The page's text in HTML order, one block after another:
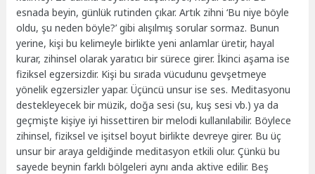
esnada beyin, günlük rutinden çıkar. Artık zihni ‘Bu niye böyle
oldu, şu neden böyle?’ gibi alışılmış sorular sormaz. Bunun
yerine, kişi bu kelimeyle birlikte yeni anlamlar üretir, hayal
kurar, zihinsel olarak yaratıcı bir sürece girer. İkinci aşama ise
fiziksel egzersizdir. Kişi bu sırada vücudunu gevşetmeye
yönelik egzersizler yapar. Üçüncü unsur ise ses. Meditasyonu
destekleyecek bir müzik, doğa sesi (su, kuş sesi vb.) ya da
geçmişte kişiye iyi hissettiren bir melodi kullanılabilir. Böylece
zihinsel, fiziksel ve işitsel boyut birlikte devreye girer. Bu üç
unsur bir araya geldiğinde meditasyon etkili olur. Çünkü bu
sayede beynin farklı bölgeleri aynı anda aktive edilir. Beş